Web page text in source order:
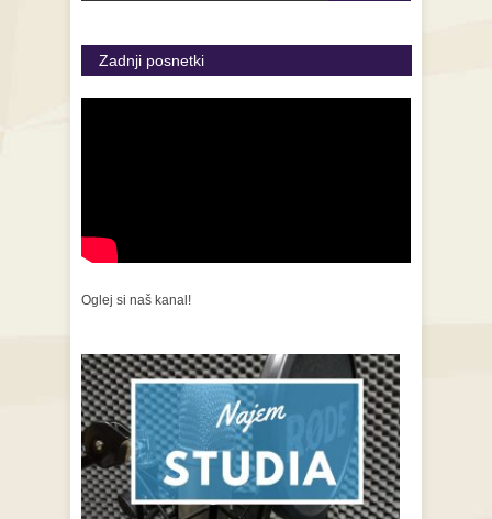
Zadnji posnetki
Oglej si naš kanal!